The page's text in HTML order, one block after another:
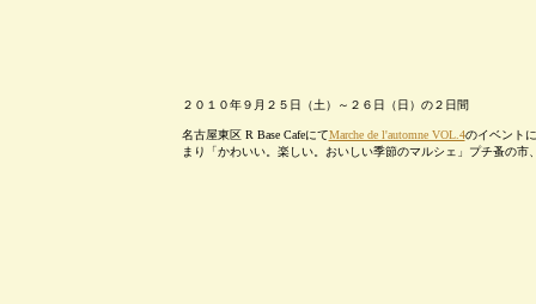
２０１０年９月２５日（土）～２６日（日）の２日間
名古屋東区 R Base CafeにてMarche de l'automne VOL.4のイベント
まり「かわいい。楽しい。おいしい季節のマルシェ」プチ蚤の市